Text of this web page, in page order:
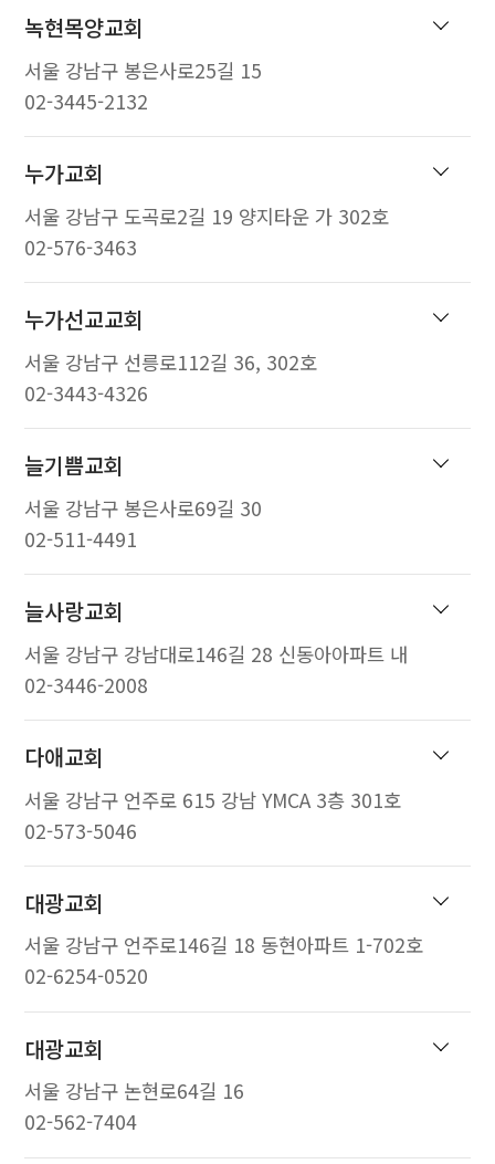
녹현목양교회
서울 강남구 봉은사로25길 15
02-3445-2132
누가교회
서울 강남구 도곡로2길 19 양지타운 가 302호
02-576-3463
누가선교교회
서울 강남구 선릉로112길 36, 302호
02-3443-4326
늘기쁨교회
서울 강남구 봉은사로69길 30
02-511-4491
늘사랑교회
서울 강남구 강남대로146길 28 신동아아파트 내
02-3446-2008
다애교회
서울 강남구 언주로 615 강남 YMCA 3층 301호
02-573-5046
대광교회
서울 강남구 언주로146길 18 동현아파트 1-702호
02-6254-0520
대광교회
서울 강남구 논현로64길 16
02-562-7404